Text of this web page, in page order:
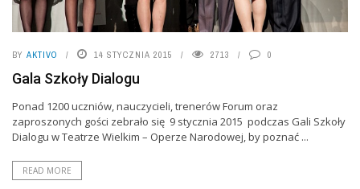
BY AKTIVO 14 STYCZNIA 2015 2713 0
Gala Szkoły Dialogu
Ponad 1200 uczniów, nauczycieli, trenerów Forum oraz
zaproszonych gości zebrało się 9 stycznia 2015 podczas Gali Szkoły
Dialogu w Teatrze Wielkim – Operze Narodowej, by poznać ...
READ MORE